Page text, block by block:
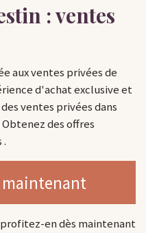
: ventes
aux ventes privées de
d'achat exclusive et
ventes privées dans
des offres
.
maintenant
en dès maintenant